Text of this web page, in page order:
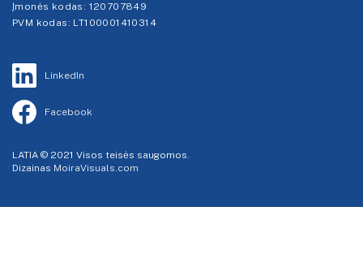
Įmonės kodas: 120707849
PVM kodas: LT100001410314
LinkedIn
Facebook
LATIA © 2021 Visos teisės saugomos.
Dizainas MoiraVisuals.com